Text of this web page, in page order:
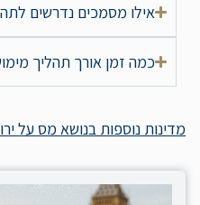
אילו מסמכים נדרשים
כמה זמן אורך תהליך
מדינות נוספות בנושא מס על